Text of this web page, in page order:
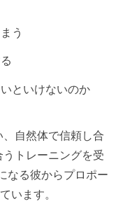
う
といけないのか
自然体で信頼し合
うトレーニングを受
なる彼からプロポー
います。